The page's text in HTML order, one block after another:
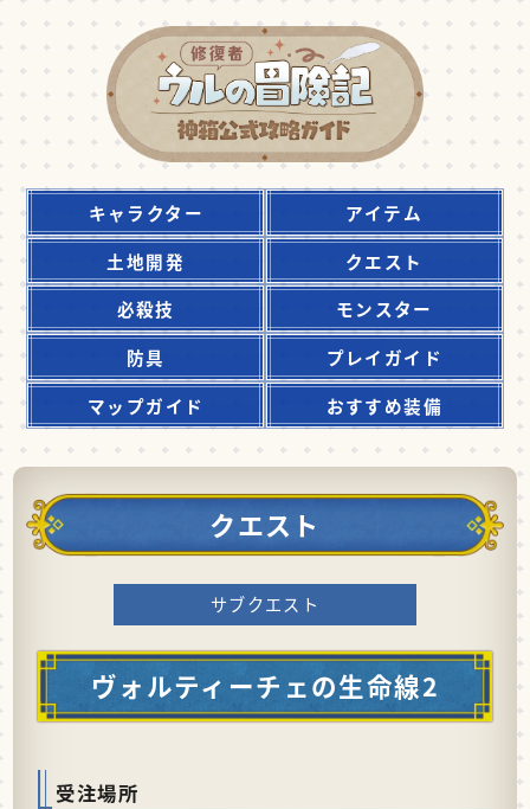
キャラクター
アイテム
土地開発
クエスト
必殺技
モンスター
防具
プレイガイド
マップガイド
おすすめ装備
クエスト
サブクエスト
ヴォルティーチェの生命線2
受注場所